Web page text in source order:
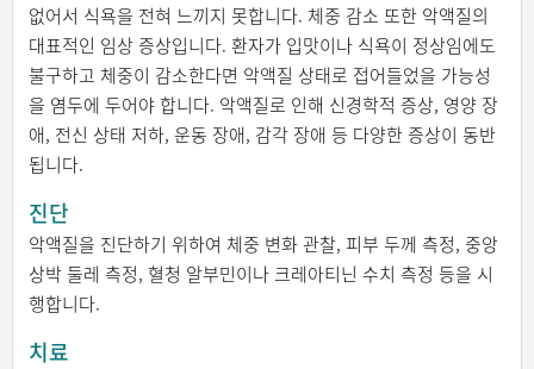
없어서 식욕을 전혀 느끼지 못합니다. 체중 감소 또한 악액질의
대표적인 임상 증상입니다. 환자가 입맛이나 식욕이 정상임에도
불구하고 체중이 감소한다면 악액질 상태로 접어들었을 가능성
을 염두에 두어야 합니다. 악액질로 인해 신경학적 증상, 영양 장
애, 전신 상태 저하, 운동 장애, 감각 장애 등 다양한 증상이 동반
됩니다.
진단
악액질을 진단하기 위하여 체중 변화 관찰, 피부 두께 측정, 중앙
상박 둘레 측정, 혈청 알부민이나 크레아티닌 수치 측정 등을 시
행합니다.
치료